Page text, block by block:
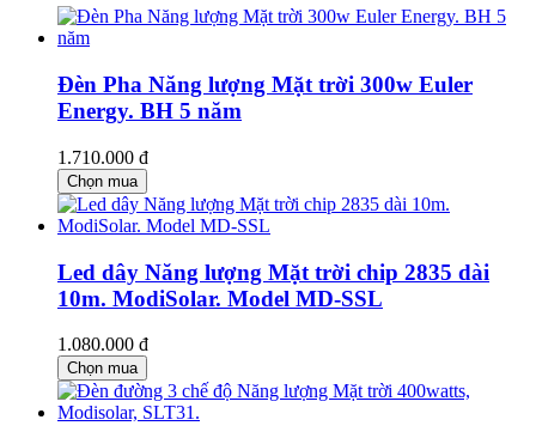
Đèn Pha Năng lượng Mặt trời 300w Euler
Energy. BH 5 năm
1.710.000 đ
Chọn mua
Led dây Năng lượng Mặt trời chip 2835 dài
10m. ModiSolar. Model MD-SSL
1.080.000 đ
Chọn mua